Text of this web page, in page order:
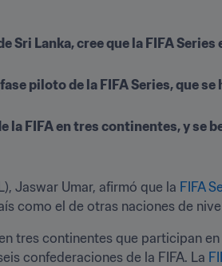
Sri Lanka, cree que la FIFA
piloto de la FIFA Series, que
FIFA en tres continentes, y se
Jaswar Umar, afirmó que la FIFA
como el de otras naciones de
tres continentes que participan
confederaciones de la FIFA. La